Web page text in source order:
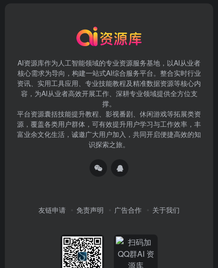
AI资源库作为人工智能领域的专业资源服务基地，以AI从业者
核心需求为导向，构建一站式AI综合服务平台。整合实时行业
资讯、实用工具应用、专业技能教程及精准数据资源等核心内
容，为AI从业者高效开展工作、深耕专业领域提供全方位支
撑。
平台资源囊括技能提升教程、影视番剧、休闲游戏等拓展类资
源，覆盖各类用户群体，可有效提升用户学习与工作效率，丰
富业余文化生活，诚邀广大用户加入，共同开启便捷高效的知
识探索之旅。
友链申请 免责声明 广告合作 关于我们